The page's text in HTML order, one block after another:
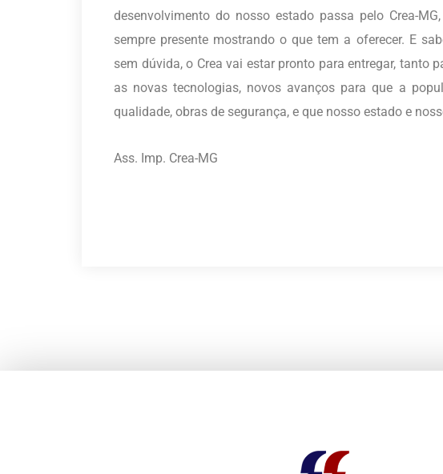
desenvolvimento do nosso estado passa pelo Crea-
sempre presente mostrando o que tem a oferecer. E
sem dúvida, o Crea vai estar pronto para entregar, tanto
as novas tecnologias, novos avanços para que a
qualidade, obras de segurança, e que nosso estado e
Ass. Imp. Crea-MG